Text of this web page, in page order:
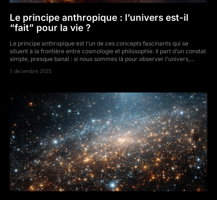
Le principe anthropique : l’univers est-il
“fait” pour la vie ?
Le principe anthropique est l’un de ces concepts fascinants qui se
situent à la frontière entre cosmologie et philosophie. Il part d’un constat
simple, presque banal : si nous sommes là pour observer l’univers,...
1 décembre 2025